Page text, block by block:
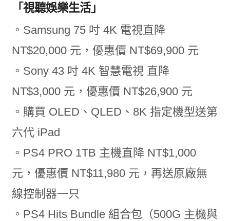
「視聽娛樂生活」
。Samsung 75 吋 4K 電視直降
NT$20,000 元，優惠價 NT$69,900 元
。Sony 43 吋 4K 智慧電視 直降
NT$3,000 元，優惠價 NT$26,900 元
。購買 OLED、QLED、8K 指定機型送第
六代 iPad
。PS4 PRO 1TB 主機直降 NT$1,000
元，優惠價 NT$11,980 元，再送原廠無
線控制器一只
。PS4 Hits Bundle 組合包（500G 主機與